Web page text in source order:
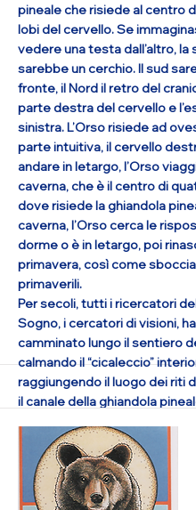
pineale che risiede al centro
lobi del cervello. Se
vedere una testa dall’altro, la
sarebbe un cerchio. Il sud
fronte, il Nord il retro del
parte destra del cervello e
sinistra. L’Orso risiede ad
parte intuitiva, il cervello
andare in letargo, l’Orso
caverna, che è il centro di
dove risiede la ghiandola
caverna, l’Orso cerca le
dorme o è in letargo, poi
primavera, così come
primaverili.
Per secoli, tutti i ricercatori
Sogno, i cercatori di visioni,
camminato lungo il sentiero
calmando il “cicaleccio”
raggiungendo il luogo dei riti
il canale della ghiandola
la Capanna del Sogno e per
dell’immaginazione o
scegliere l’Orso, il potere del
invitato ad entrare nel silenzio